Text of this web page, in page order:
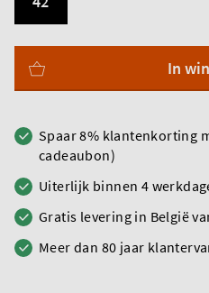
In
Spaar 8% klantenkorting
cadeaubon)
Uiterlijk binnen 4
Gratis levering in België
Meer dan 80 jaar